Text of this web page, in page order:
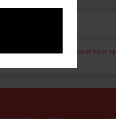
Verbond bijeenkomst voor